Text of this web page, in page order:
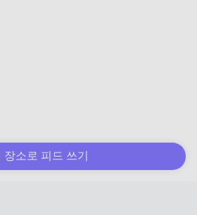
장소로 피드 쓰기